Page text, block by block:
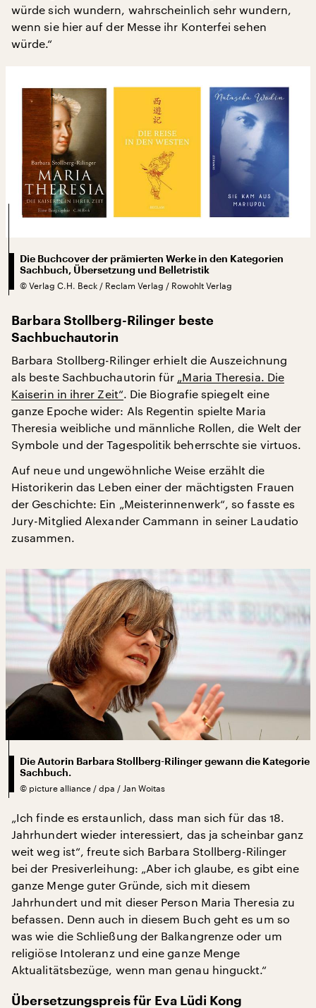
würde sich wundern, wahrscheinlich sehr wundern,
wenn sie hier auf der Messe ihr Konterfei sehen
würde.“
Die Buchcover der prämierten Werke in den Kategorien
Sachbuch, Übersetzung und Belletristik
© Verlag C.H. Beck / Reclam Verlag / Rowohlt Verlag
Barbara Stollberg-Rilinger beste
Sachbuchautorin
Barbara Stollberg-Rilinger erhielt die Auszeichnung
als beste Sachbuchautorin für „Maria Theresia. Die
Kaiserin in ihrer Zeit“. Die Biografie spiegelt eine
ganze Epoche wider: Als Regentin spielte Maria
Theresia weibliche und männliche Rollen, die Welt der
Symbole und der Tagespolitik beherrschte sie virtuos.
Auf neue und ungewöhnliche Weise erzählt die
Historikerin das Leben einer der mächtigsten Frauen
der Geschichte: Ein „Meisterinnenwerk“, so fasste es
Jury-Mitglied Alexander Cammann in seiner Laudatio
zusammen.
Die Autorin Barbara Stollberg-Rilinger gewann die Kategorie
Sachbuch.
© picture alliance / dpa / Jan Woitas
„Ich finde es erstaunlich, dass man sich für das 18.
Jahrhundert wieder interessiert, das ja scheinbar ganz
weit weg ist“, freute sich Barbara Stollberg-Rilinger
bei der Presiverleihung: „Aber ich glaube, es gibt eine
ganze Menge guter Gründe, sich mit diesem
Jahrhundert und mit dieser Person Maria Theresia zu
befassen. Denn auch in diesem Buch geht es um so
was wie die Schließung der Balkangrenze oder um
religiöse Intoleranz und eine ganze Menge
Aktualitätsbezüge, wenn man genau hinguckt.“
Übersetzungspreis für Eva Lüdi Kong